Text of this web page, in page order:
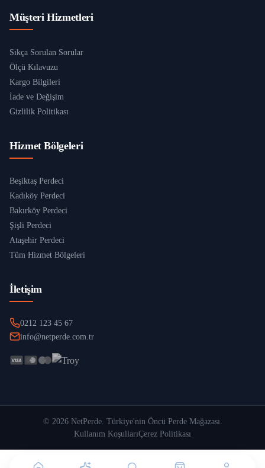
Müşteri Hizmetleri
Sıkça Sorulan Sorular
Ölçü Kılavuzu
Kargo Bilgileri
İade ve Değişim
Gizlilik Politikası
Hizmet Bölgeleri
Beşiktaş Perdeci
Kadıköy Perdeci
Bakırköy Perdeci
Şişli Perdeci
Ataşehir Perdeci
Tüm Hizmet Bölgeleri
İletişim
0212 123 45 67
info@netperde.com.tr
© 2026 NetPerde. Türkiye'nin Öncü Perde Mağazası.
Kullanım KoşullarıÇerez Politikası